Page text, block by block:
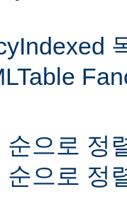
순으로 정
순으로 정